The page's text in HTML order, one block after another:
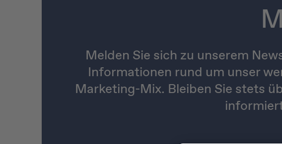
Melden Sie sich zu unserem
Informationen rund um unser
Marketing-Mix. Bleiben Sie stets